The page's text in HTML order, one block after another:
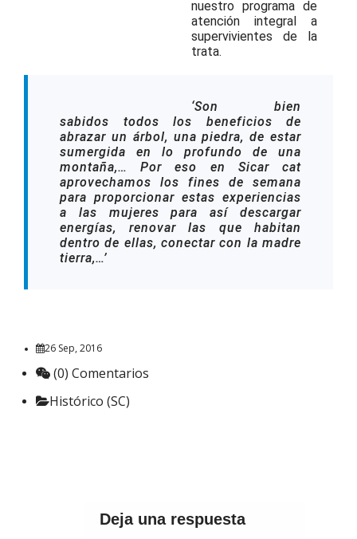
nuestro programa de
atención integral a
supervivientes de la
trata.
‘Son bien
sabidos todos los beneficios de
abrazar un árbol, una piedra, de estar
sumergida en lo profundo de una
montaña,… Por eso en Sicar cat
aprovechamos los fines de semana
para proporcionar estas experiencias
a las mujeres para así descargar
energías, renovar las que habitan
dentro de ellas, conectar con la madre
tierra,…’
26 Sep, 2016
(0) Comentarios
Histórico (SC)
Deja una respuesta